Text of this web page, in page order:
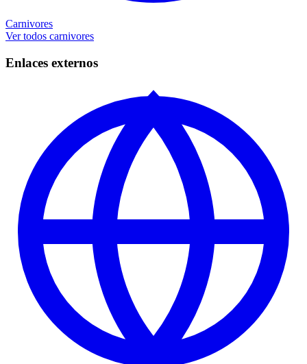
Carnivores
Ver todos carnivores
Enlaces externos